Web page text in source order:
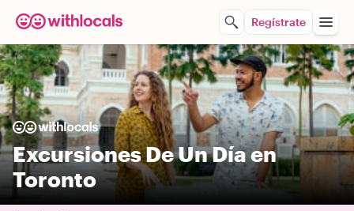
Regístrate
Excursiones De Un Día en
Toronto